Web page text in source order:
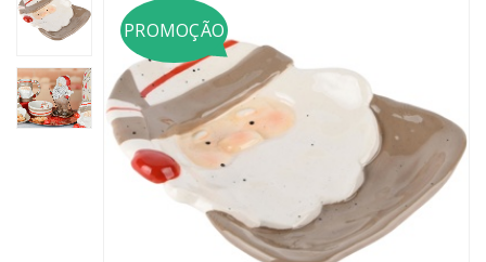
PROMOÇÃO